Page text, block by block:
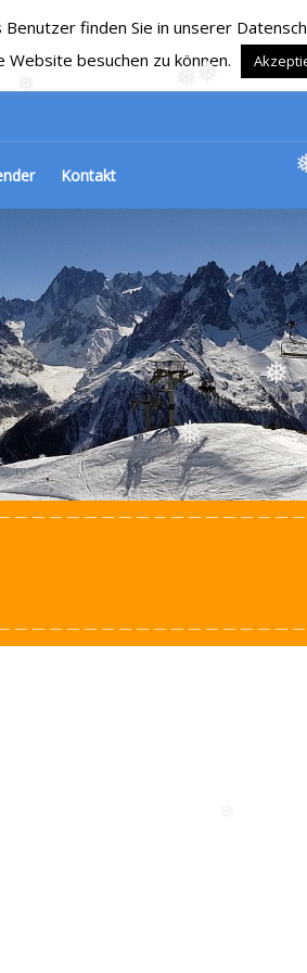
❅
❅
❅
❅
❅
Ski, Snowboard und mehr…
Kontakt
finden Sie in unserer
besuchen zu können.